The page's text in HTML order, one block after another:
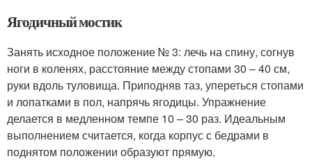
Ягодичный мостик
Занять исходное положение № 3: лечь на спину, согнув
ноги в коленях, расстояние между стопами 30 – 40 см,
руки вдоль туловища. Приподняв таз, упереться стопами
и лопатками в пол, напрячь ягодицы. Упражнение
делается в медленном темпе 10 – 30 раз. Идеальным
выполнением считается, когда корпус с бедрами в
поднятом положении образуют прямую.